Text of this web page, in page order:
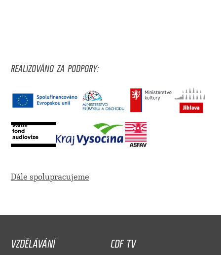
REALIZOVÁNO ZA PODPORY:
Dále spolupracujeme
VZDĚLÁVÁNÍ
CDF TV